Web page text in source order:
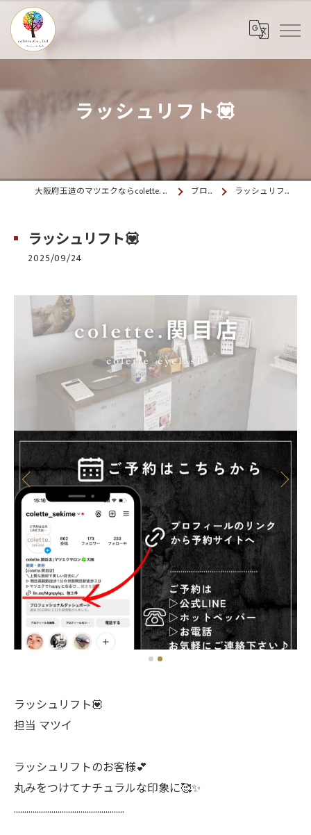
ラッシュリフト💟
大阪府玉造のマツエクならcolette. 玉造 ブログ ラッシュリフト💟
ラッシュリフト💟
2025/09/24
ラッシュリフト💟
担当 マツイ
ラッシュリフトのお客様💕
丸みをつけてナチュラルな印象に🥰✨
.....................................................